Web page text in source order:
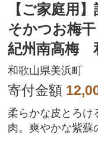
【ご家庭用
そかつお梅
紀州南高梅
和歌山県美浜町
寄付金額
柔らかな皮とろけ
肉。爽やかな紫蘇